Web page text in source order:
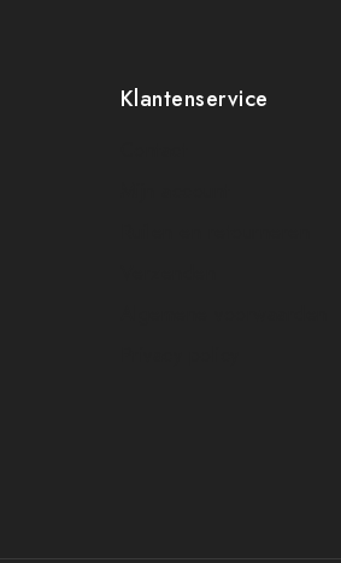
Klantenservice